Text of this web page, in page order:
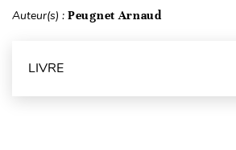
Auteur(s) : Peugnet Arnaud
LIVRE